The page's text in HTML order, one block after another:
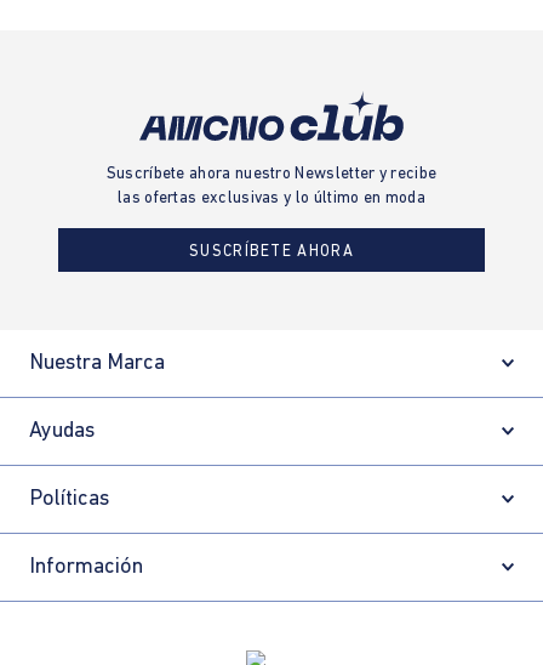
Suscríbete ahora nuestro Newsletter y recibe
las ofertas exclusivas y lo último en moda
SUSCRÍBETE AHORA
Nuestra Marca
Ayudas
Políticas
Información